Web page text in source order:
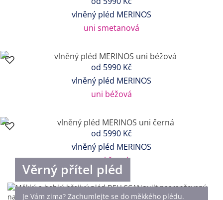
vlněný pléd MERINOS
uni smetanová
od 5990 Kč
vlněný pléd MERINOS
uni béžová
od 5990 Kč
vlněný pléd MERINOS
uni černá
Věrný přítel pléd
Je Vám zima? Zachumlejte se do měkkého plédu.